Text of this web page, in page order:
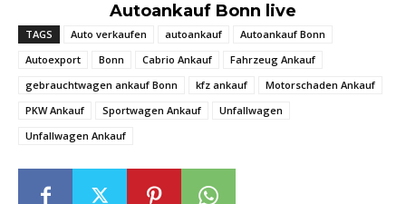
Autoankauf Bonn live
TAGS Auto verkaufen autoankauf
Autoankauf Bonn
Autoexport
Bonn Cabrio Ankauf
Fahrzeug Ankauf
gebrauchtwagen ankauf Bonn
kfz ankauf
Motorschaden Ankauf
PKW Ankauf
Sportwagen Ankauf
Unfallwagen
Unfallwagen Ankauf